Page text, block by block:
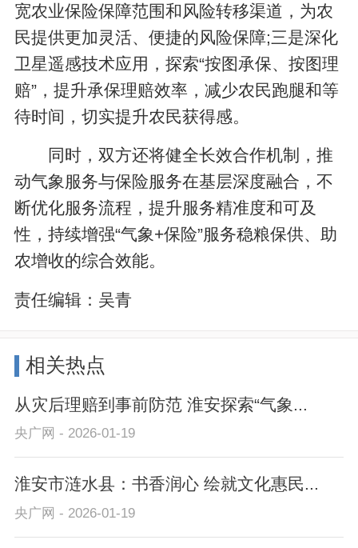
宽农业保险保障范围和风险转移渠道，为农
民提供更加灵活、便捷的风险保障;三是深化
卫星遥感技术应用，探索“按图承保、按图理
赔”，提升承保理赔效率，减少农民跑腿和等
待时间，切实提升农民获得感。
同时，双方还将健全长效合作机制，推
动气象服务与保险服务在基层深度融合，不
断优化服务流程，提升服务精准度和可及
性，持续增强“气象+保险”服务稳粮保供、助
农增收的综合效能。
责任编辑： 吴青
相关热点
从灾后理赔到事前防范 淮安探索“气象...
央广网 - 2026-01-19
淮安市涟水县：书香润心 绘就文化惠民...
央广网 - 2026-01-19